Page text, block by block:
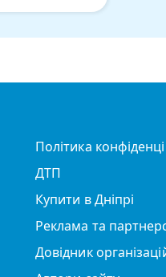
Політика
ДТП
Купити в Дніпрі
Реклама та
Довідник